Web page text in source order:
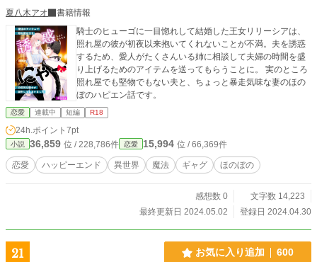
夏八木アオ
書籍情報
騎士のヒューゴに一目惚れして結婚した王女リリーシアは、
照れ屋の彼が初夜以来抱いてくれないことが不満。夫を誘惑
するため、愛人がたくさんいる姉に相談して夫婦の時間を盛
り上げるためのアイテムを送ってもらうことに。 実のところ
照れ屋でも堅物でもない夫と、ちょっと暴走気味な妻のほの
ぼのハピエン話です。
恋愛 連載中 短編 R18
24h.ポイント 7pt
小説 36,859 位 / 228,786件 恋愛 15,994 位 / 66,369件
恋愛 ハッピーエンド 異世界 魔法 ギャグ ほのぼの
感想数 0
文字数 14,223
最終更新日 2024.05.02
登録日 2024.04.30
21 お気に入り追加 600